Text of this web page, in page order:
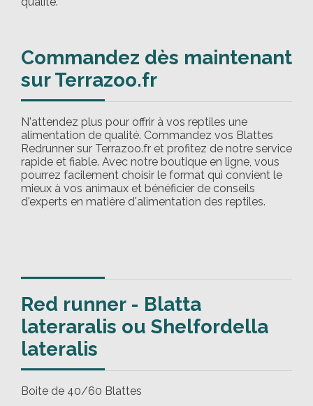
Commandez dès maintenant
sur Terrazoo.fr
N'attendez plus pour offrir à vos reptiles une
alimentation de qualité. Commandez vos Blattes
Redrunner sur Terrazoo.fr et profitez de notre service
rapide et fiable. Avec notre boutique en ligne, vous
pourrez facilement choisir le format qui convient le
mieux à vos animaux et bénéficier de conseils
d'experts en matière d'alimentation des reptiles.
Red runner - Blatta
lateraralis ou Shelfordella
lateralis
Boite de 40/60 Blattes